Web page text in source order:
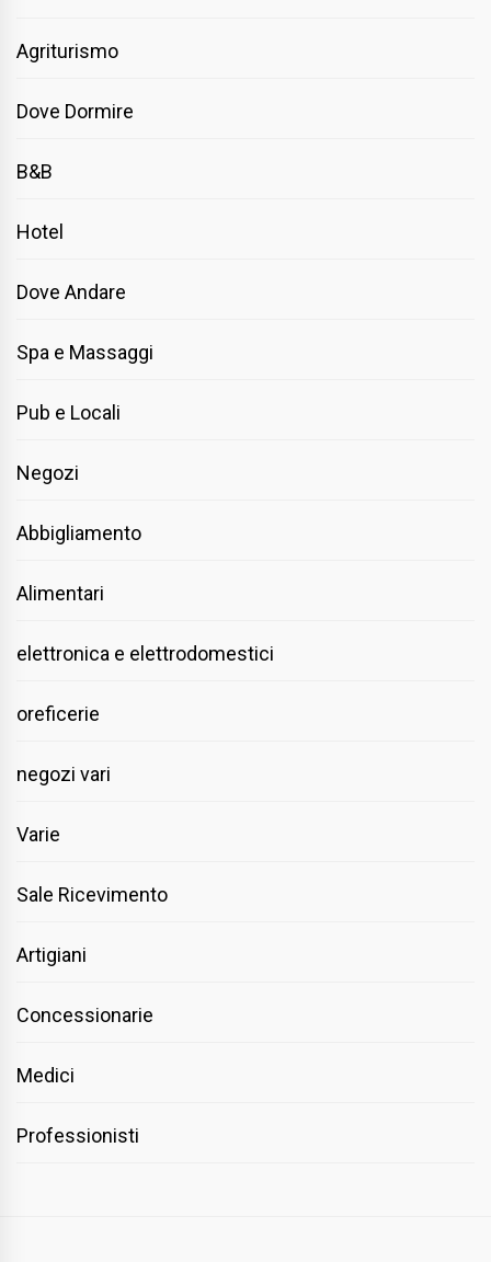
Agriturismo
Dove Dormire
B&B
Hotel
Dove Andare
Spa e Massaggi
Pub e Locali
Negozi
Abbigliamento
Alimentari
elettronica e elettrodomestici
oreficerie
negozi vari
Varie
Sale Ricevimento
Artigiani
Concessionarie
Medici
Professionisti